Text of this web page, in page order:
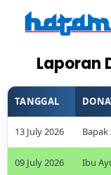
Laporan
TANGGAL
13 July 2026
09 July 2026 Ibu